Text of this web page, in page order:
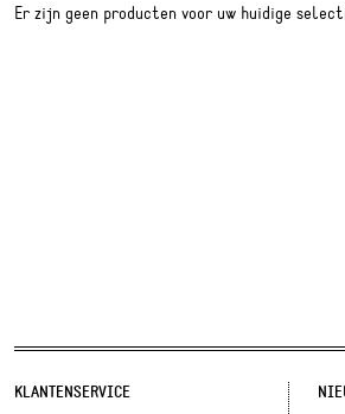
Er zijn geen producten voor uw huidige
KLANTENSERVICE